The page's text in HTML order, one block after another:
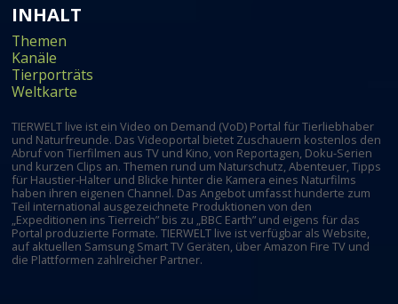
INHALT
Themen
Kanäle
Tierporträts
Weltkarte
TIERWELT live ist ein Video on Demand (VoD) Portal für Tierliebhaber
und Naturfreunde. Das Videoportal bietet Zuschauern kostenlos den
Abruf von Tierfilmen aus TV und Kino, von Reportagen, Doku-Serien
und kurzen Clips an. Themen rund um Naturschutz, Abenteuer, Tipps
für Haustier-Halter und Blicke hinter die Kamera eines Naturfilms
haben ihren eigenen Channel. Das Angebot umfasst hunderte zum
Teil international ausgezeichnete Produktionen von den
„Expeditionen ins Tierreich” bis zu „BBC Earth” und eigens für das
Portal produzierte Formate. TIERWELT live ist verfügbar als Website,
auf aktuellen Samsung Smart TV Geräten, über Amazon Fire TV und
die Plattformen zahlreicher Partner.